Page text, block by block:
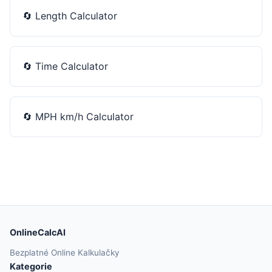
🔄 Length Calculator
🔄 Time Calculator
🔄 MPH km/h Calculator
OnlineCalcAI
Bezplatné Online Kalkulačky
Kategorie